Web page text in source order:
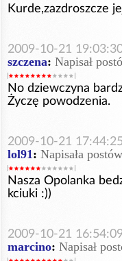
Kurde,zazdroszcze
2009-10-21
szczena: Napisał
No dziewczyna
Życzę powodzenia.
2009-10-21
lol91: Napisała
Nasza Opolanka
kciuki :))
2009-10-21
marcino: Napisał